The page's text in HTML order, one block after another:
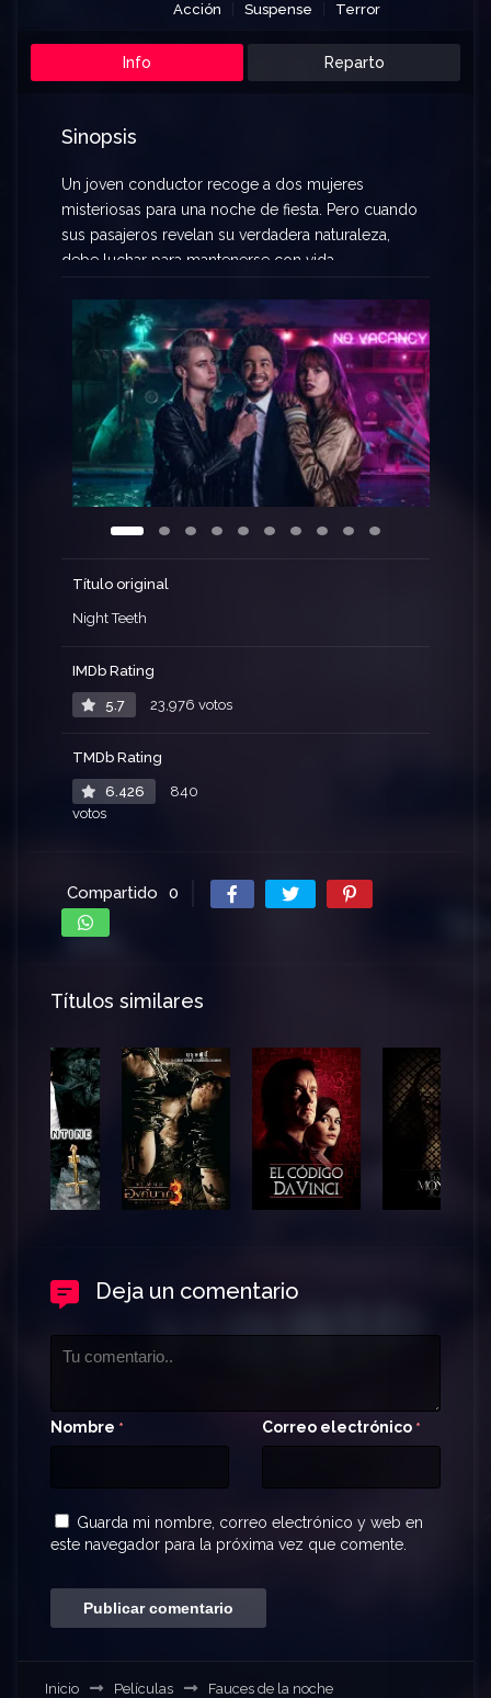
Acción Suspense Terror
Info Reparto
Sinopsis
Un joven conductor recoge a dos mujeres
misteriosas para una noche de fiesta. Pero cuando
sus pasajeros revelan su verdadera naturaleza,
debe luchar para mantenerse con vida.
Título original
Night Teeth
IMDb Rating
5.7 23,976 votos
TMDb Rating
6.426
840
votos
Compartido 0
Títulos similares
Deja un comentario
Nombre * Correo electrónico *
Guarda mi nombre, correo electrónico y web en
este navegador para la próxima vez que comente.
Inicio Películas Fauces de la noche